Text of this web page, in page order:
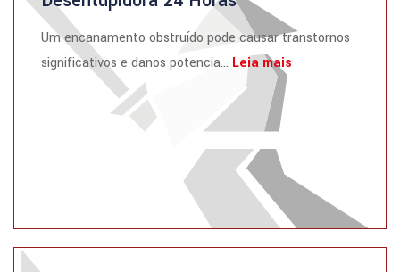
Um encanamento obstruído pode causar transtornos
significativos e danos potencia... Leia mais